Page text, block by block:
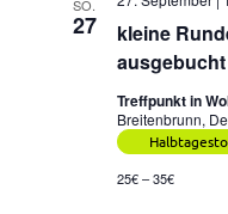
SO.
27
kleine
ausgebucht
Treffpunkt in
Breitenbrunn,
25€ – 35€